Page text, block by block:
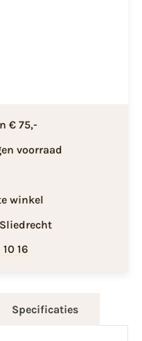
€ 75,-
voorraad
winkel
16
Specificaties